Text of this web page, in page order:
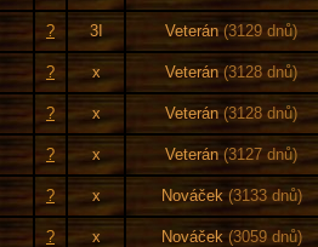
? 3I Veterán (3129 dnů)
? x Veterán (3128 dnů)
? x Veterán (3128 dnů)
? x Veterán (3127 dnů)
? x Nováček (3133 dnů)
? x Nováček (3059 dnů)